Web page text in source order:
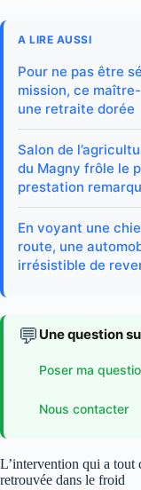
A LIRE AUSSI
Pour ne pas être
mission, ce
une retraite dorée
Salon de
du Magny frôle le
prestation
En voyant une
route, une
irrésistible de
💬 Une question
Poser ma
Nous contacter
L’intervention qui a tout
retrouvée dans le froid